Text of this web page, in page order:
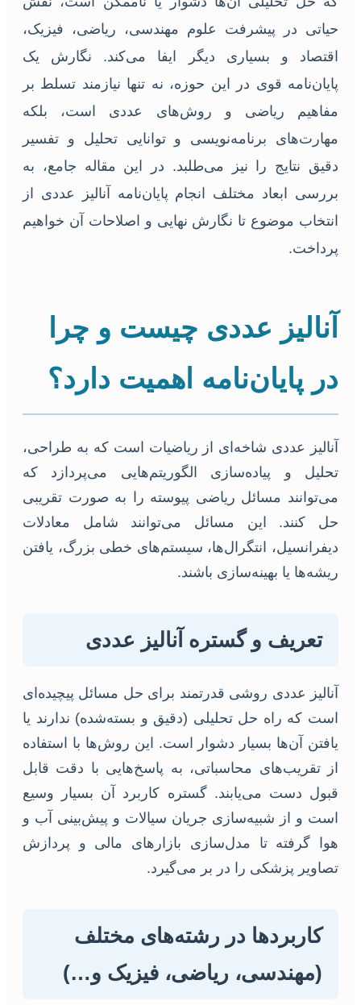
حیاتی در پیشرفت علوم مهندسی، ریاضی، فیزیک،
اقتصاد و بسیاری دیگر ایفا می‌کند. نگارش یک
پایان‌نامه قوی در این حوزه، نه تنها نیازمند تسلط بر
مفاهیم ریاضی و روش‌های عددی است، بلکه
مهارت‌های برنامه‌نویسی و توانایی تحلیل و تفسیر
دقیق نتایج را نیز می‌طلبد. در این مقاله جامع، به
بررسی ابعاد مختلف انجام پایان‌نامه آنالیز عددی از
انتخاب موضوع تا نگارش نهایی و اصلاحات آن خواهیم
پرداخت.
آنالیز عددی چیست و چرا
در پایان‌نامه اهمیت دارد؟
آنالیز عددی شاخه‌ای از ریاضیات است که به طراحی،
تحلیل و پیاده‌سازی الگوریتم‌هایی می‌پردازد که
می‌توانند مسائل ریاضی پیوسته را به صورت تقریبی
حل کنند. این مسائل می‌توانند شامل معادلات
دیفرانسیل، انتگرال‌ها، سیستم‌های خطی بزرگ، یافتن
ریشه‌ها یا بهینه‌سازی باشند.
تعریف و گستره آنالیز عددی
آنالیز عددی روشی قدرتمند برای حل مسائل پیچیده‌ای
است که راه حل تحلیلی (دقیق و بسته‌شده) ندارند یا
یافتن آن‌ها بسیار دشوار است. این روش‌ها با استفاده
از تقریب‌های محاسباتی، به پاسخ‌هایی با دقت قابل
قبول دست می‌یابند. گستره کاربرد آن بسیار وسیع
است و از شبیه‌سازی جریان سیالات و پیش‌بینی آب و
هوا گرفته تا مدل‌سازی بازارهای مالی و پردازش
تصاویر پزشکی را در بر می‌گیرد.
کاربردها در رشته‌های مختلف
(مهندسی، ریاضی، فیزیک و…)